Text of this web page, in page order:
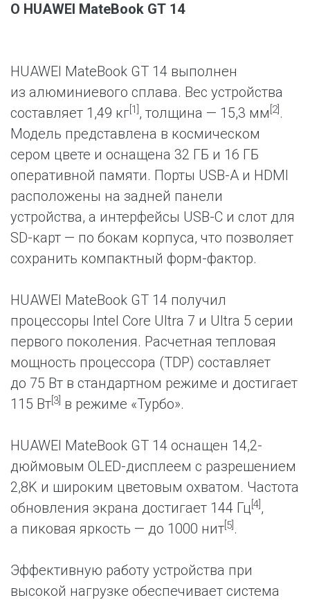
О HUAWEI MateBook GT 14
HUAWEI MateBook GT 14 выполнен
из алюминиевого сплава. Вес устройства
составляет 1,49 кг [1] , толщина — 15,3 мм [2] .
Модель представлена в космическом
сером цвете и оснащена 32 ГБ и 16 ГБ
оперативной памяти. Порты USB-A и HDMI
расположены на задней панели
устройства, а интерфейсы USB-C и слот для
SD-карт — по бокам корпуса, что позволяет
сохранить компактный форм-фактор.
HUAWEI MateBook GT 14 получил
процессоры Intel Core Ultra 7 и Ultra 5 серии
первого поколения. Расчетная тепловая
мощность процессора (TDP) составляет
до 75 Вт в стандартном режиме и достигает
115 Вт [3] в режиме «Турбо».
HUAWEI MateBook GT 14 оснащен 14,2-
дюймовым OLED-дисплеем с разрешением
2,8K и широким цветовым охватом. Частота
обновления экрана достигает 144 Гц [4] ,
а пиковая яркость — до 1000 нит [5] .
Эффективную работу устройства при
высокой нагрузке обеспечивает система